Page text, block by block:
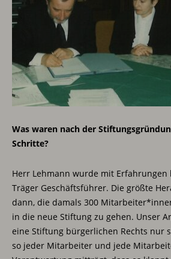
Was waren nach der
Schritte?
Herr Lehmann wurde mit Erfahrungen
Träger Geschäftsführer. Die größte
dann, die damals 300
in die neue Stiftung zu gehen. Unser
eine Stiftung bürgerlichen Rechts nur
so jeder Mitarbeiter und jede